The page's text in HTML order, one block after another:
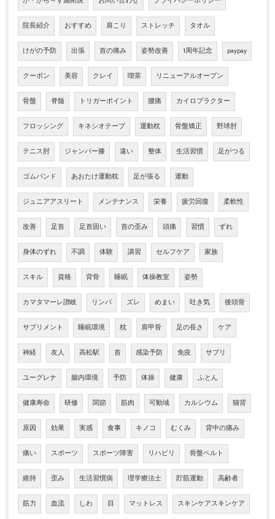
院長紹介 おすすめ 肩こり ストレッチ タオル
けがの予防 出張 首の痛み 姿勢改善 1周年記念 paypay
クーポン 美容 クレイ 喫茶 リニューアルオープン
骨盤 脊髄 トリガーポイント 腰痛 カイロプラクター
フロッシング キネシオテープ 運動枕 骨盤矯正 野球肘
テニス肘 ジャンパー膝 違い 整体 生活習慣 足がつる
ゴムバンド あおたけ運動枕 足が張る 運動
ジュニアアスリート メンテナンス 栄養 疲労回復 柔軟性
改善 足首 足首固い 首の歪み 頭痛 習慣 ずれ
身体のずれ 不調 体験 講習 セルフケア 家族
スキル 資格 背骨 睡眠 体操教室 姿勢
カマタマーレ讃岐 リンパ ズレ めまい 吐き気 後頭骨
サプリメント 睡眠環境 枕 肩甲骨 足の長さ ケア
神経 友人 高松駅 首 感染予防 免疫 サプリ
ユーグレナ 腸内環境 予防 体操 健康 ふとん
健康寿命 研修 関節 筋肉 可動域 カルシウム 猫背
原因 効果 実感 食事 キノコ むくみ 背中の痛み
痛い スポーツ スポーツ障害 リハビリ 骨盤ベルト
維持 歪み 生活習慣病 理学療法士 貯筋運動 高齢者
筋力 血流 しわ 目 マットレス スキンケアスキンケア